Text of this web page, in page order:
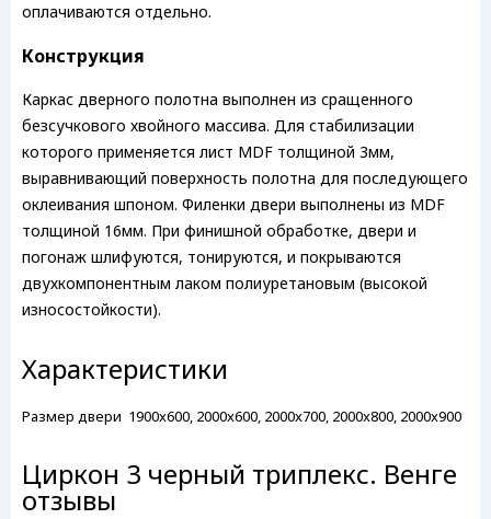
оплачиваются отдельно.
Конструкция
Каркас дверного полотна выполнен из сращенного
безсучкового хвойного массива. Для стабилизации
которого применяется лист MDF толщиной 3мм,
выравнивающий поверхность полотна для последующего
оклеивания шпоном. Филенки двери выполнены из MDF
толщиной 16мм. При финишной обработке, двери и
погонаж шлифуются, тонируются, и покрываются
двухкомпонентным лаком полиуретановым (высокой
износостойкости).
Характеристики
Размер двери 1900x600, 2000x600, 2000x700, 2000x800, 2000x900
Циркон 3 черный триплекс. Венге
отзывы